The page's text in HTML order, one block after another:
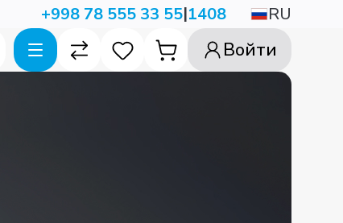
+998 78 555 33 55|1408 RU
Войти